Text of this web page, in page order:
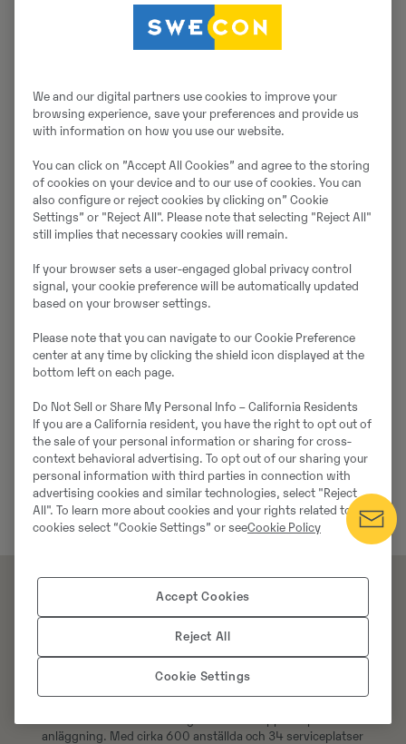
Swecons e-handel erbjuder över 300 000 original
anläggning. Med cirka 600 anställda och 34 serviceplatser
We and our digital partners use cookies to improve your
browsing experience, save your preferences and provide us
with information on how you use our website.
You can click on ”Accept All Cookies” and agree to the storing
of cookies on your device and to our use of cookies. You can
also configure or reject cookies by clicking on” Cookie
Settings” or "Reject All". Please note that selecting "Reject All"
still implies that necessary cookies will remain.
If your browser sets a user-engaged global privacy control
signal, your cookie preference will be automatically updated
based on your browser settings.
Please note that you can navigate to our Cookie Preference
center at any time by clicking the shield icon displayed at the
bottom left on each page.
Do Not Sell or Share My Personal Info – California Residents
If you are a California resident, you have the right to opt out of
the sale of your personal information or sharing for cross-
context behavioral advertising. To opt out of our sharing your
personal information with third parties in connection with
advertising cookies and similar technologies, select "Reject
All". To learn more about cookies and your rights related to
cookies select “Cookie Settings” or seeCookie Policy
Accept Cookies
Reject All
Cookie Settings